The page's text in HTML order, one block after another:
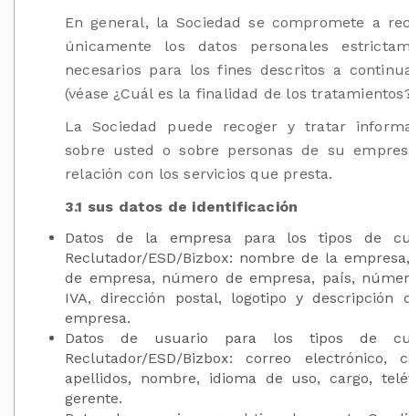
En general, la Sociedad se compromete a
únicamente los datos personales
necesarios para los fines descritos a
(véase ¿Cuál es la finalidad de los
La Sociedad puede recoger y tratar
sobre usted o sobre personas de su
relación con los servicios que presta.
3.1 sus datos de identificación
Datos de la empresa para los tipos de
Reclutador/ESD/Bizbox: nombre de la
de empresa, número de empresa, país,
IVA, dirección postal, logotipo y descripción
empresa.
Datos de usuario para los tipos de
Reclutador/ESD/Bizbox: correo electrónico,
apellidos, nombre, idioma de uso, cargo,
gerente.